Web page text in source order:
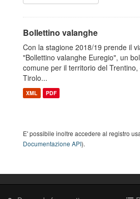
Bollettino valanghe
Con la stagione 2018/19 prende il
"Bollettino valanghe Euregio", un
comune per il territorio del
Tirolo...
XML PDF
E' possibile inoltre accedere al registro
Documentazione API).